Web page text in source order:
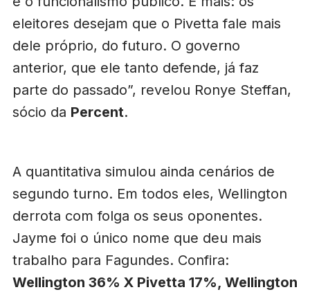
eleitores desejam que o Pivetta fale mais
dele próprio, do futuro. O governo
anterior, que ele tanto defende, já faz
parte do passado”, revelou Ronye Steffan,
sócio da Percent.
A quantitativa simulou ainda cenários de
segundo turno. Em todos eles, Wellington
derrota com folga os seus oponentes.
Jayme foi o único nome que deu mais
trabalho para Fagundes. Confira:
Wellington 36% X Pivetta 17%, Wellington